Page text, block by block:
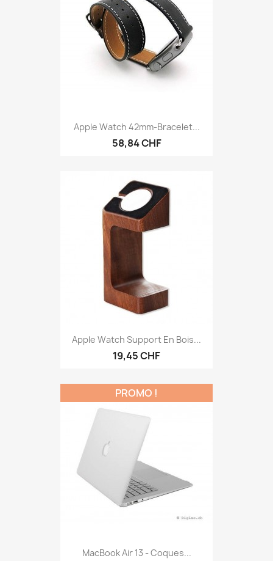
Apple Watch 42mm-Bracelet...
58,84 CHF
Apple Watch Support En Bois...
19,45 CHF
MacBook Air 13 - Coques...
PROMO !